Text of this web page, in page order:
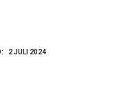
2 JULI 2024